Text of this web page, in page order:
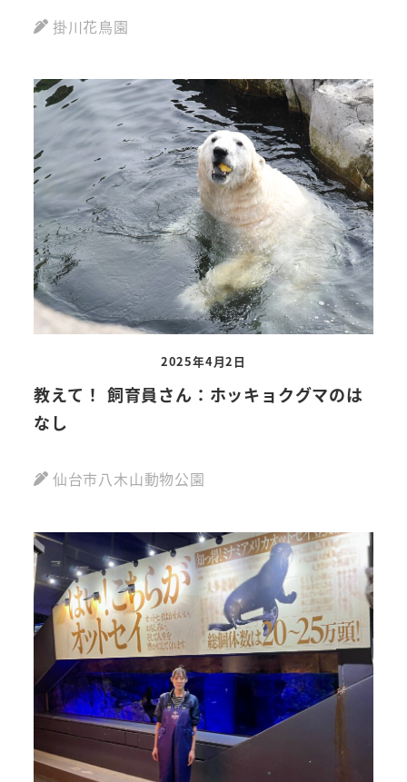
掛川花鳥園
2025年4月2日
教えて！ 飼育員さん：ホッキョクグマのは
なし
仙台市八木山動物公園